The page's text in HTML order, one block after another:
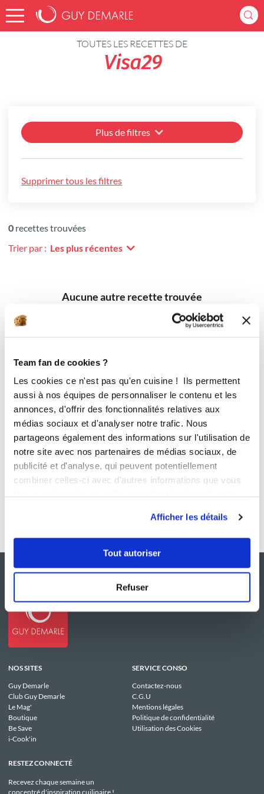
Team fan de cookies ?
Les cookies ce n'est pas qu'en cuisine ! Ils permettent
aussi à nos équipes de personnaliser le contenu et les
annonces, d'offrir des fonctionnalités relatives aux
médias sociaux et d'analyser notre trafic. Nous
partageons également des informations sur l'utilisation de
notre site avec nos partenaires de médias sociaux, de
publicité et d'analyse, qui peuvent potentiellement
combiner celles-ci avec d'autres informations que vous
Afficher les détails
Tout autoriser
Refuser
Accueil Recettes
TOUTES LES RECETTES DE
Visa29
Plus de filtres
Supprimer tous les filtres
0 recettes trouvées
Trier par : Les plus récentes
Aucune autre recette trouvée
NOS SITES
Guy Demarle
Club Guy Demarle
Le Mag'
Boutique
Be Save
i-Cook'in
SERVICE CONSO
Contactez-nous
C.G.U
Mentions légales
Politique de confidentialité
Utilisation des Cookies
RESTEZ CONNECTÉ
Recevez chaque semaine un
concentré d'inspiration cuilinaire !